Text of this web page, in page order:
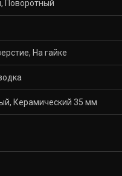
Поворотный
На гайке
Керамический 35 мм